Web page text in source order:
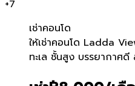
+7
เช่าคอนโด
ให้เช่าคอน
ให้เช่าคอนโด Ladda
ทะเล ชั้นสูง บรรยากาศดี